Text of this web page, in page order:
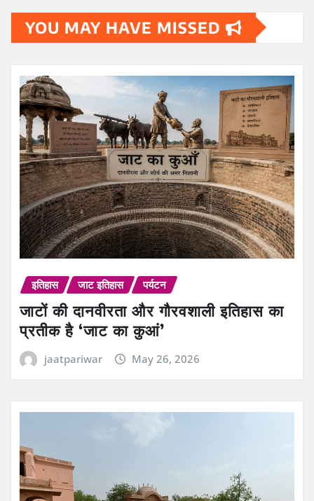
YOU MAY HAVE MISSED
इतिहास जाट इतिहास पर्यटन
जाटों की दानवीरता और गौरवशाली इतिहास का
प्रतीक है ‘जाट का कुआं’
jaatpariwar May 26, 2026